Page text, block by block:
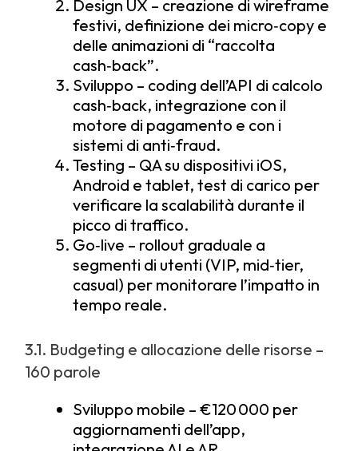
Design UX – creazione di wireframe
festivi, definizione dei micro‑copy e
delle animazioni di “raccolta
cash‑back”.
Sviluppo – coding dell’API di calcolo
cash‑back, integrazione con il
motore di pagamento e con i
sistemi di anti‑fraud.
Testing – QA su dispositivi iOS,
Android e tablet, test di carico per
verificare la scalabilità durante il
picco di traffico.
Go‑live – rollout graduale a
segmenti di utenti (VIP, mid‑tier,
casual) per monitorare l’impatto in
tempo reale.
3.1. Budgeting e allocazione delle risorse –
160 parole
Sviluppo mobile – €120 000 per
aggiornamenti dell’app,